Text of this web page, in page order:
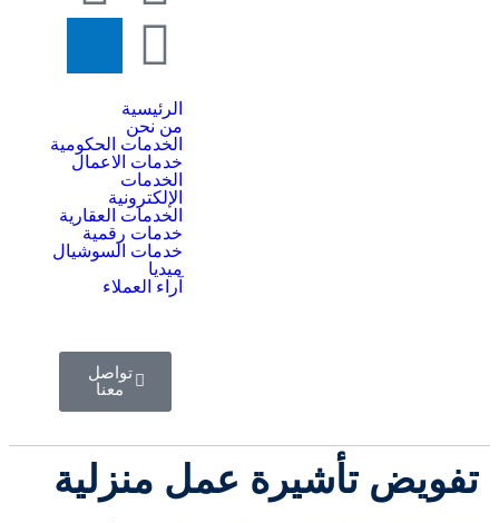
الرئيسية
من نحن
الخدمات الحكومية
خدمات الاعمال
الخدمات
الإلكترونية
الخدمات العقارية
خدمات رقمية
خدمات السوشيال
ميديا
آراء العملاء
تواصل
معنا
تفويض تأشيرة عمل منزلية